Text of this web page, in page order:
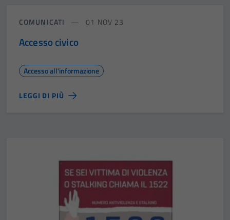
COMUNICATI 01 NOV 23
Accesso civico
Accesso all'informazione
LEGGI DI PIÙ